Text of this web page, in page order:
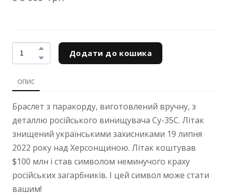
Додати до кошика
ОПИС
Браслет з паракорду, виготовлений вручну, з
деталлю російського винищувача Су-35С. Літак
знищений українськими захисниками 19 липня
2022 року над Херсонщиною. Літак коштував
$100 млн і став символом неминучого краху
російських загарбників. І цей символ може стати
вашим!